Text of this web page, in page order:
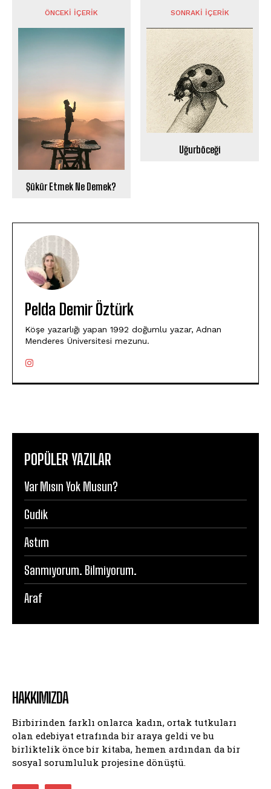
ÖNCEKI İÇERIK
Şükür Etmek Ne Demek?
SONRAKI İÇERIK
Uğurböceği
Pelda Demir Öztürk
Köşe yazarlığı yapan 1992 doğumlu yazar, Adnan
Menderes Üniversitesi mezunu.
POPÜLER YAZILAR
Var Mısın Yok Musun?
Gudik
Astım
Sanmıyorum. Bilmiyorum.
Araf
HAKKIMIZDA
Birbirinden farklı onlarca kadın, ortak tutkuları
olan edebiyat etrafında bir araya geldi ve bu
birliktelik önce bir kitaba, hemen ardından da bir
sosyal sorumluluk projesine dönüştü.